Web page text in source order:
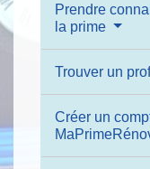
Prendre
la prime
Trouver un
Créer un